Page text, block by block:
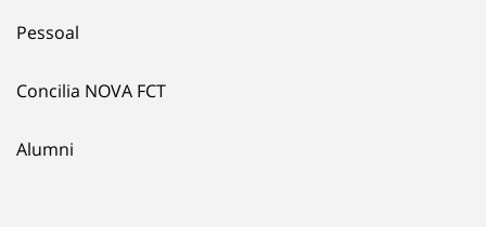
Pessoal
Concilia NOVA FCT
Alumni